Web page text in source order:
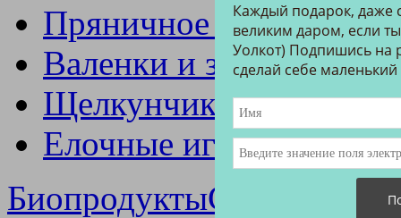
Пряничное ателье
Валенки и зимние
Щелкунчики, карусели,
Елочные игрушки
Биопродукты
Каждый подарок, даже
великим даром, если
Уолкот) Подпишись на
сделай себе